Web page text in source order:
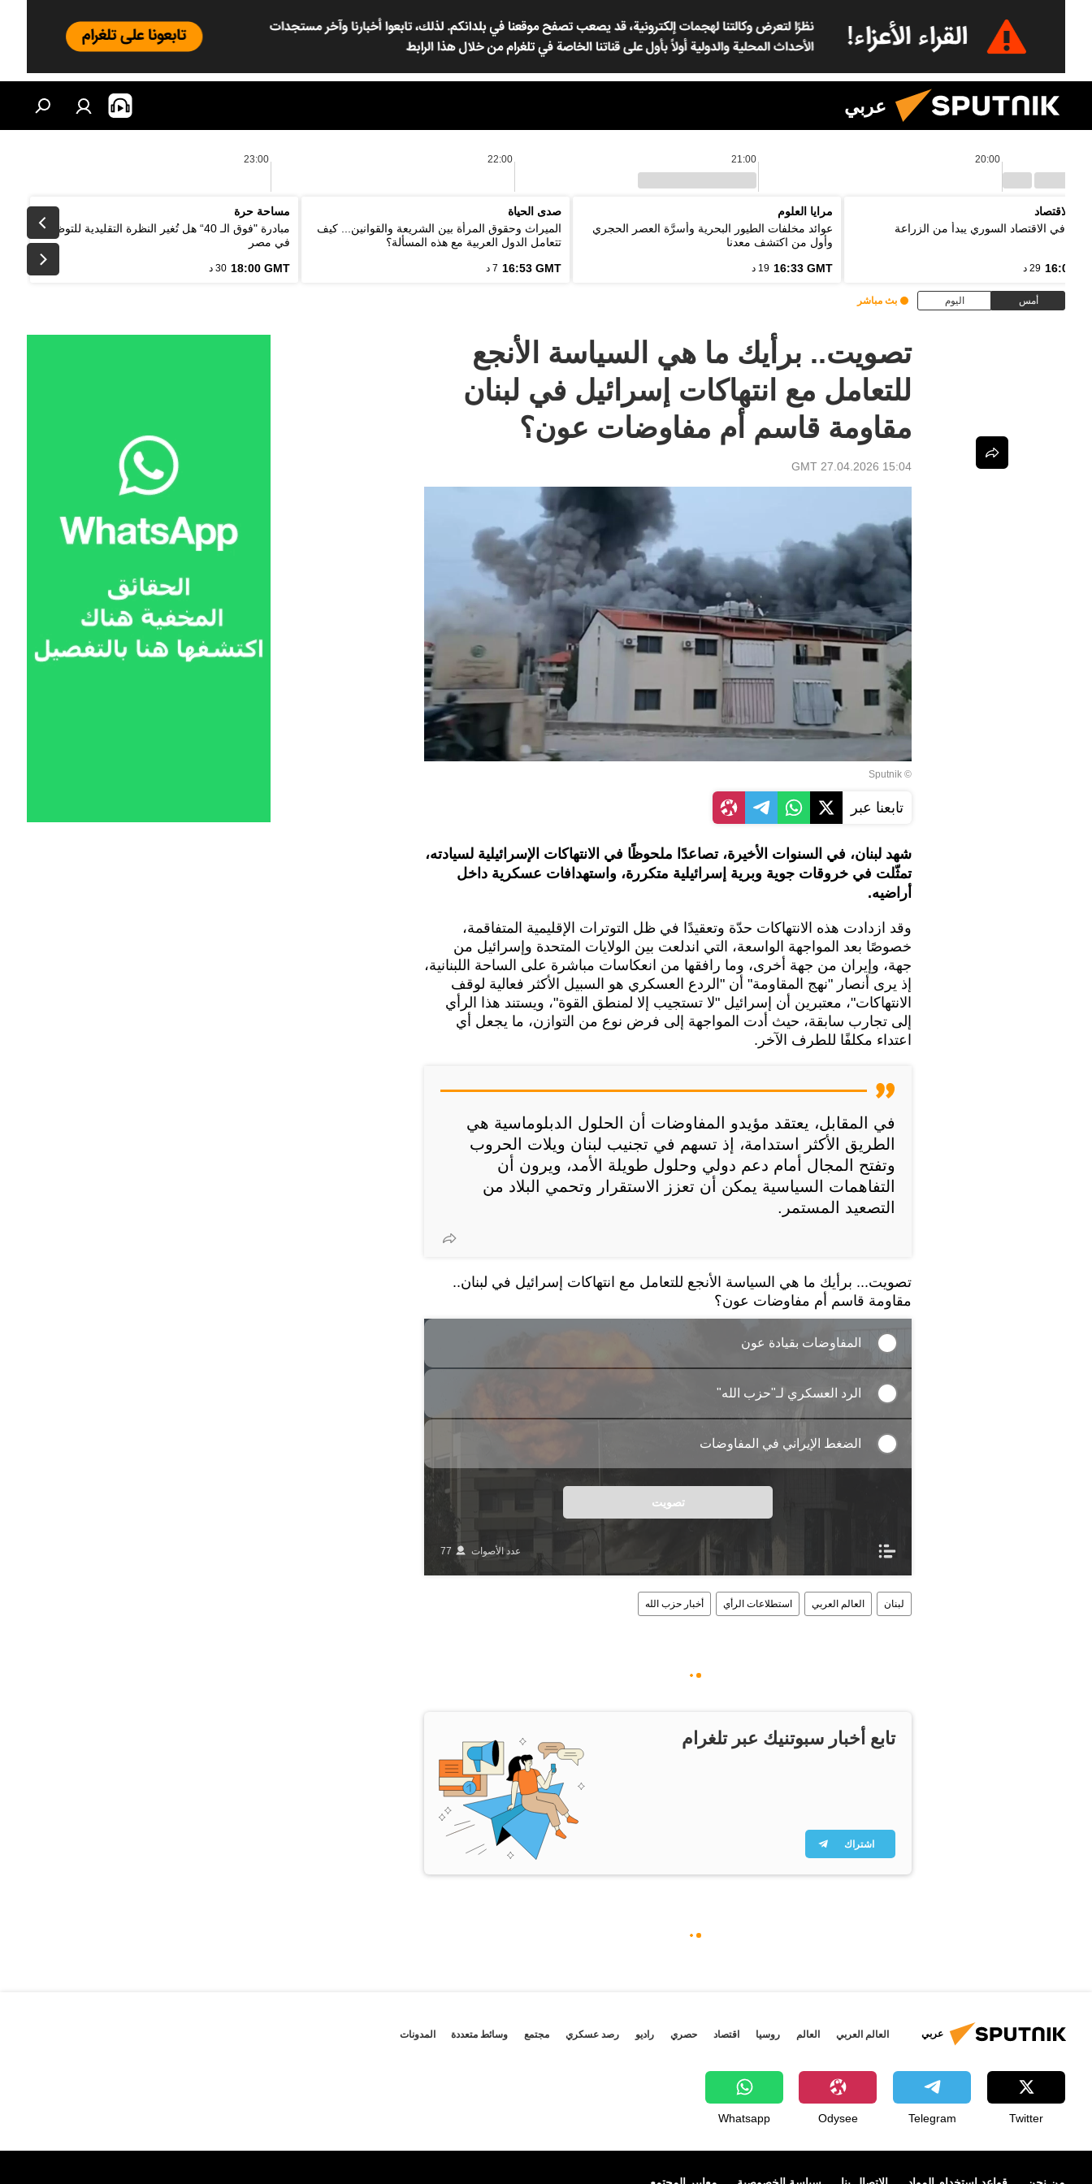
عربي
20:00
21:00
22:00
23:00
الاقتصاد
تعافي الاقتصاد السوري يبدأ من الزراعة
16:03 29 د
مرايا العلوم
عوائد مخلفات الطيور البحرية وأسرَّة العصر الحجري
وأول من اكتشف معدنا
16:33 GMT 19 د
صدى الحياة
الميراث وحقوق المرأة بين الشريعة والقوانين... كيف
تتعامل الدول العربية مع هذه المسألة؟
16:53 GMT 7 د
مساحة حرة
مبادرة "فوق الـ 40“ هل تُغير النظرة التقليدية للتوظيف
في مصر
18:00 GMT 30 د
أمس اليوم بث مباشر
تصويت.. برأيك ما هي السياسة الأنجع
للتعامل مع انتهاكات إسرائيل في لبنان
مقاومة قاسم أم مفاوضات عون؟
15:04 GMT 27.04.2026
© Sputnik
تابعنا عبر
شهد لبنان، في السنوات الأخيرة، تصاعدًا ملحوظًا في الانتهاكات الإسرائيلية لسيادته،
تمثّلت في خروقات جوية وبرية إسرائيلية متكررة، واستهدافات عسكرية داخل
أراضيه.
وقد ازدادت هذه الانتهاكات حدّة وتعقيدًا في ظل التوترات الإقليمية المتفاقمة،
خصوصًا بعد المواجهة الواسعة، التي اندلعت بين الولايات المتحدة وإسرائيل من
جهة، وإيران من جهة أخرى، وما رافقها من انعكاسات مباشرة على الساحة اللبنانية،
إذ يرى أنصار "نهج المقاومة" أن "الردع العسكري هو السبيل الأكثر فعالية لوقف
الانتهاكات"، معتبرين أن إسرائيل "لا تستجيب إلا لمنطق القوة"، ويستند هذا الرأي
إلى تجارب سابقة، حيث أدت المواجهة إلى فرض نوع من التوازن، ما يجعل أي
اعتداء مكلفًا للطرف الآخر.
في المقابل، يعتقد مؤيدو المفاوضات أن الحلول الدبلوماسية هي
الطريق الأكثر استدامة، إذ تسهم في تجنيب لبنان ويلات الحروب
وتفتح المجال أمام دعم دولي وحلول طويلة الأمد، ويرون أن
التفاهمات السياسية يمكن أن تعزز الاستقرار وتحمي البلاد من
التصعيد المستمر.
تصويت... برأيك ما هي السياسة الأنجع للتعامل مع انتهاكات إسرائيل في لبنان..
مقاومة قاسم أم مفاوضات عون؟
المفاوضات بقيادة عون
الرد العسكري لـ"حزب الله"
الضغط الإيراني في المفاوضات
تصويت
عدد الأصوات 77
لبنان العالم العربي استطلاعات الرأي أخبار حزب الله
تابع أخبار سبوتنيك عبر تلغرام
اشتراك
عربي العالم العربي العالم روسيا اقتصاد حصري راديو رصد عسكري مجتمع وسائط متعددة المدونات
Twitter
Telegram
Odysee
Whatsapp